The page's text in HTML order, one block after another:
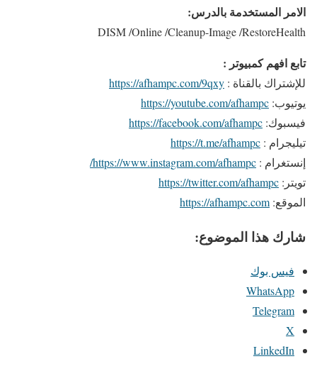
الامر المستخدمة بالدرس:
DISM /Online /Cleanup-Image /RestoreHealth
تابع افهم كمبيوتر :
للإشتراك بالقناة : https://afhampc.com/9qxy
يوتيوب: https://youtube.com/afhampc
فيسبوك: https://facebook.com/afhampc
تيليجرام : https://t.me/afhampc
إنستغرام : https://www.instagram.com/afhampc/
تويتر: https://twitter.com/afhampc
الموقع: https://afhampc.com
شارك هذا الموضوع:
فيس بوك
WhatsApp
Telegram
X
LinkedIn